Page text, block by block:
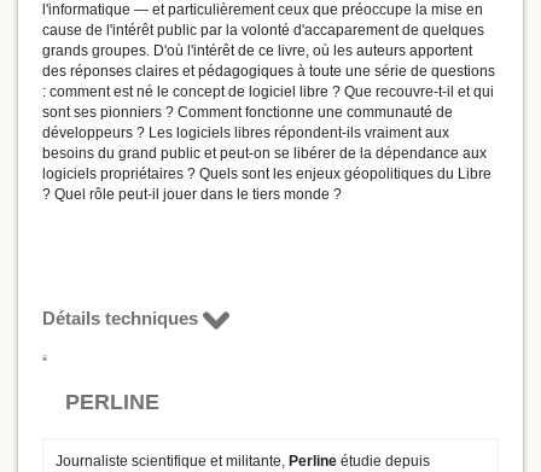
l'informatique — et particulièrement ceux que préoccupe la mise en
cause de l'intérêt public par la volonté d'accaparement de quelques
grands groupes. D'où l'intérêt de ce livre, où les auteurs apportent
des réponses claires et pédagogiques à toute une série de questions
: comment est né le concept de logiciel libre ? Que recouvre-t-il et qui
sont ses pionniers ? Comment fonctionne une communauté de
développeurs ? Les logiciels libres répondent-ils vraiment aux
besoins du grand public et peut-on se libérer de la dépendance aux
logiciels propriétaires ? Quels sont les enjeux géopolitiques du Libre
? Quel rôle peut-il jouer dans le tiers monde ?
Détails techniques
PERLINE
Journaliste scientifique et militante, Perline étudie depuis